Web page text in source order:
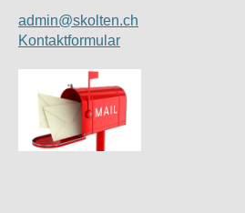
admin@skolten.ch
Kontaktformular